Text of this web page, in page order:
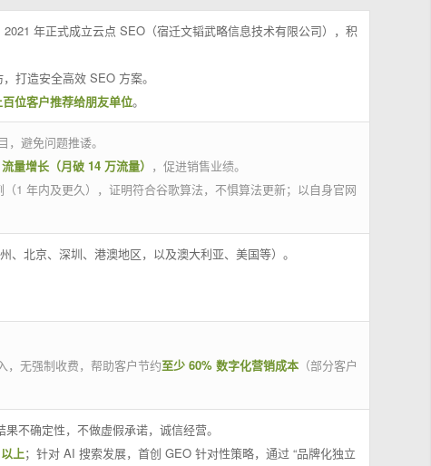
年正式成立云点 SEO（宿迁文韬武略信息技术有限公司），积
打造安全高效 SEO 方案。
位客户推荐给朋友单位。
避免问题推诿。
量增长（月破 14 万流量） ，促进销售业绩。
（1 年内及更久），证明符合谷歌算法，不惧算法更新；以自身官网
北京、深圳、港澳地区，以及澳大利亚、美国等）。
，无强制收费，帮助客户节约至少 60% 数字化营销成本 （部分客户
不确定性，不做虚假承诺，诚信经营。
上；针对 AI 搜索发展，首创 GEO 针对性策略，通过 “品牌化独立